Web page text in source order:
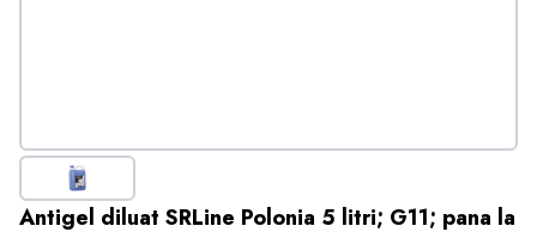
Antigel diluat SRLine Polonia 5 litri; G11; pana la